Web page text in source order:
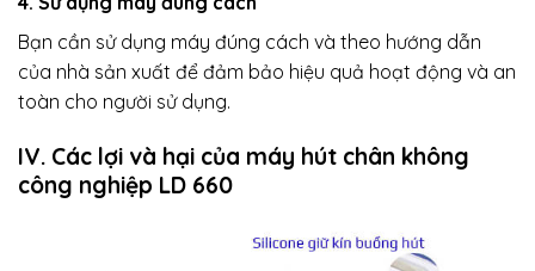
Bạn cần sử dụng máy đúng cách và theo hướng dẫn
của nhà sản xuất để đảm bảo hiệu quả hoạt động và an
toàn cho người sử dụng.
IV. Các lợi và hại của máy hút chân không
công nghiệp LD 660